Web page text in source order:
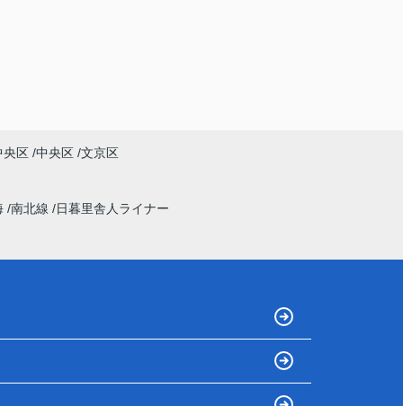
央区 中央区 文京区
南北線 日暮里舎人ライナー